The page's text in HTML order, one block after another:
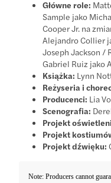
Główne role:
Sample jako
Cooper Jr. na
Alejandro Collier
Joseph Jackson /
Gabriel Ruiz jako
Książka: Lynn
Reżyseria i
Producenci: Lia
Scenografia:
Projekt
Projekt
Projekt dźwięku:
Note: Producers cannot